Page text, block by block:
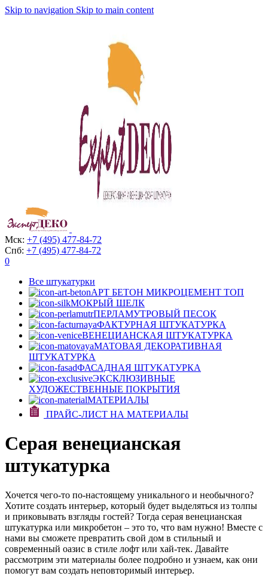
Skip to navigation Skip to main content
Мск: +7 (495) 477-84-72
Спб: +7 (495) 477-84-72
0
Все штукатурки
АРТ БЕТОН МИКРОЦЕМЕНТ ТОП
МОКРЫЙ ШЕЛК
ПЕРЛАМУТРОВЫЙ ПЕСОК
ФАКТУРНАЯ ШТУКАТУРКА
ВЕНЕЦИАНСКАЯ ШТУКАТУРКА
МАТОВАЯ ДЕКОРАТИВНАЯ
ШТУКАТУРКА
ФАСАДНАЯ ШТУКАТУРКА
ЭКСКЛЮЗИВНЫЕ
ХУДОЖЕСТВЕННЫЕ ПОКРЫТИЯ
МАТЕРИАЛЫ
ПРАЙС-ЛИСТ НА МАТЕРИАЛЫ
Серая венецианская
штукатурка
Хочется чего-то по-настоящему уникального и необычного?
Хотите создать интерьер, который будет выделяться из толпы
и приковывать взгляды гостей? Тогда серая венецианская
штукатурка или микробетон – это то, что вам нужно! Вместе с
нами вы сможете превратить свой дом в стильный и
современный оазис в стиле лофт или хай-тек. Давайте
рассмотрим эти материалы более подробно и узнаем, как они
помогут вам создать неповторимый интерьер.